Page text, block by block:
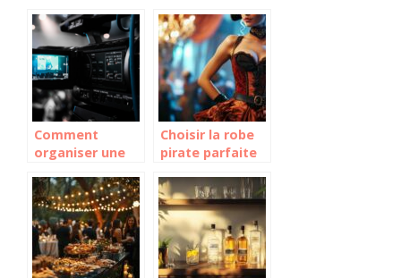
événement !
faire pour
assurer sa
réussite !
Comment
organiser une
ou un tournage
sans stress
Choisir la robe
pirate parfaite
occasion